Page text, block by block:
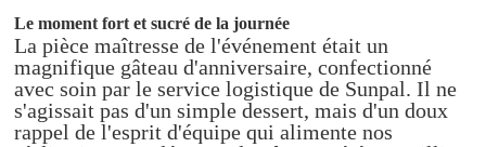
Le moment fort et sucré de la journée
La pièce maîtresse de l'événement était un
magnifique gâteau d'anniversaire, confectionné
avec soin par le service logistique de Sunpal. Il ne
s'agissait pas d'un simple dessert, mais d'un doux
rappel de l'esprit d'équipe qui alimente nos